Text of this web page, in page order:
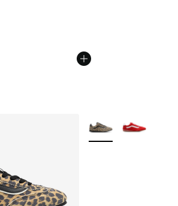
Sale. Der Preis ist von € 99,99 auf €
Weitere Farben